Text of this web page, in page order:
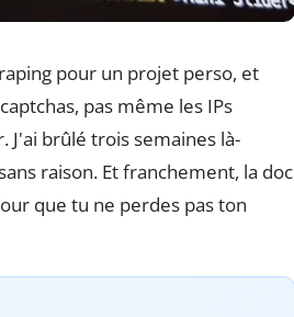
pour un projet perso, et
pas même les IPs
J'ai brûlé trois semaines là-
raison. Et franchement, la doc
que tu ne perdes pas ton